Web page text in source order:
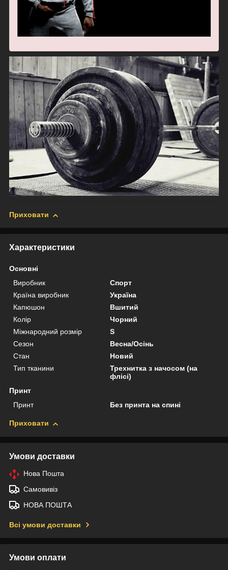
Приховати
Характеристики
Основні
Виробник
Спорт
Країна виробник
Україна
Капюшон
Вшитий
Колір
Чорний
Міжнародний розмір
S
Сезон
Весна/Осінь
Стан
Новий
Тип тканини
Трехнитка з начосом (на
флісі)
Принт
Принт
Без принта на спині
Приховати
Умови доставки
Нова Пошта
Самовивіз
НОВА ПОШТА
Всі умови доставки
Умови оплати